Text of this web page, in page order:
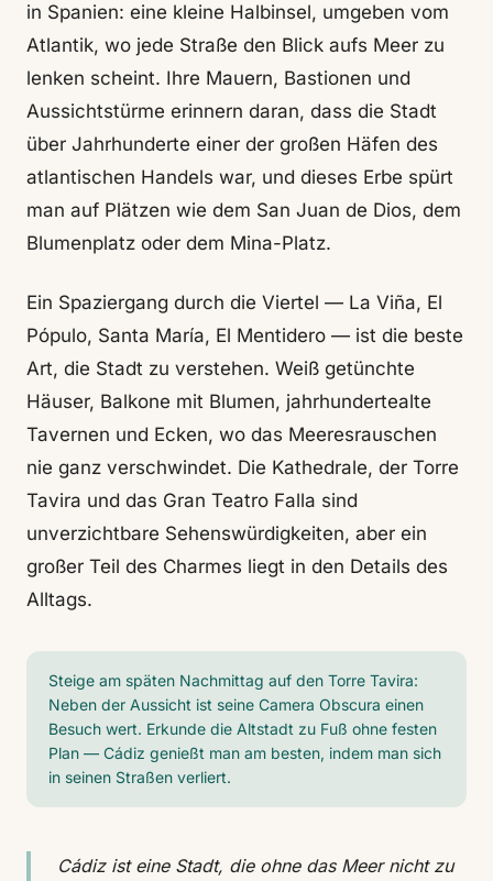
in Spanien: eine kleine Halbinsel, umgeben vom
Atlantik, wo jede Straße den Blick aufs Meer zu
lenken scheint. Ihre Mauern, Bastionen und
Aussichtstürme erinnern daran, dass die Stadt
über Jahrhunderte einer der großen Häfen des
atlantischen Handels war, und dieses Erbe spürt
man auf Plätzen wie dem San Juan de Dios, dem
Blumenplatz oder dem Mina-Platz.
Ein Spaziergang durch die Viertel — La Viña, El
Pópulo, Santa María, El Mentidero — ist die beste
Art, die Stadt zu verstehen. Weiß getünchte
Häuser, Balkone mit Blumen, jahrhundertealte
Tavernen und Ecken, wo das Meeresrauschen
nie ganz verschwindet. Die Kathedrale, der Torre
Tavira und das Gran Teatro Falla sind
unverzichtbare Sehenswürdigkeiten, aber ein
großer Teil des Charmes liegt in den Details des
Alltags.
Steige am späten Nachmittag auf den Torre Tavira:
Neben der Aussicht ist seine Camera Obscura einen
Besuch wert. Erkunde die Altstadt zu Fuß ohne festen
Plan — Cádiz genießt man am besten, indem man sich
in seinen Straßen verliert.
Cádiz ist eine Stadt, die ohne das Meer nicht zu